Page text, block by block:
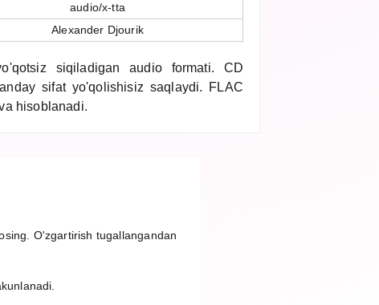
audio/x-tta
Alexander Djourik
siqiladigan audio formati. CD
sifat yo'qolishisiz saqlaydi. FLAC
hisoblanadi.
O'zgartirish tugallangandan